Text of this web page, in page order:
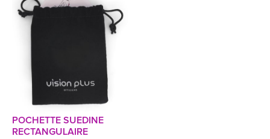
POCHETTE SUEDINE
RECTANGULAIRE